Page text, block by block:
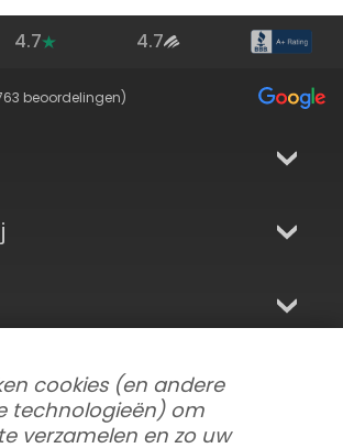
4.7 4.7
beoordelingen)
en sociale media
cookies (en andere
technologieën) om
verzamelen en zo uw